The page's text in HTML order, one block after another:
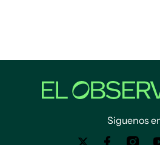
Siguenos